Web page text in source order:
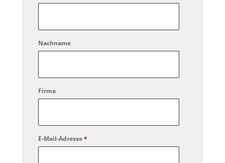
Nachname
Firma
E-Mail-Adresse*